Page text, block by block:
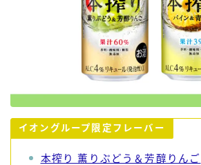
イオングループ限定フレーバー
本搾り 薫りぶどう＆芳醇りんご